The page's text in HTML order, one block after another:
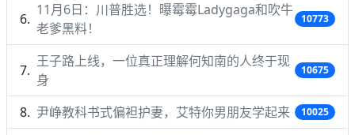
11月6日：川普胜选！曝霉霉Ladygaga和吹牛
老爹黑料！
10773
王子路上线，一位真正理解何知南的人终于现
身
10675
尹峥教科书式偏袒护妻，艾特你男朋友学起来 10025